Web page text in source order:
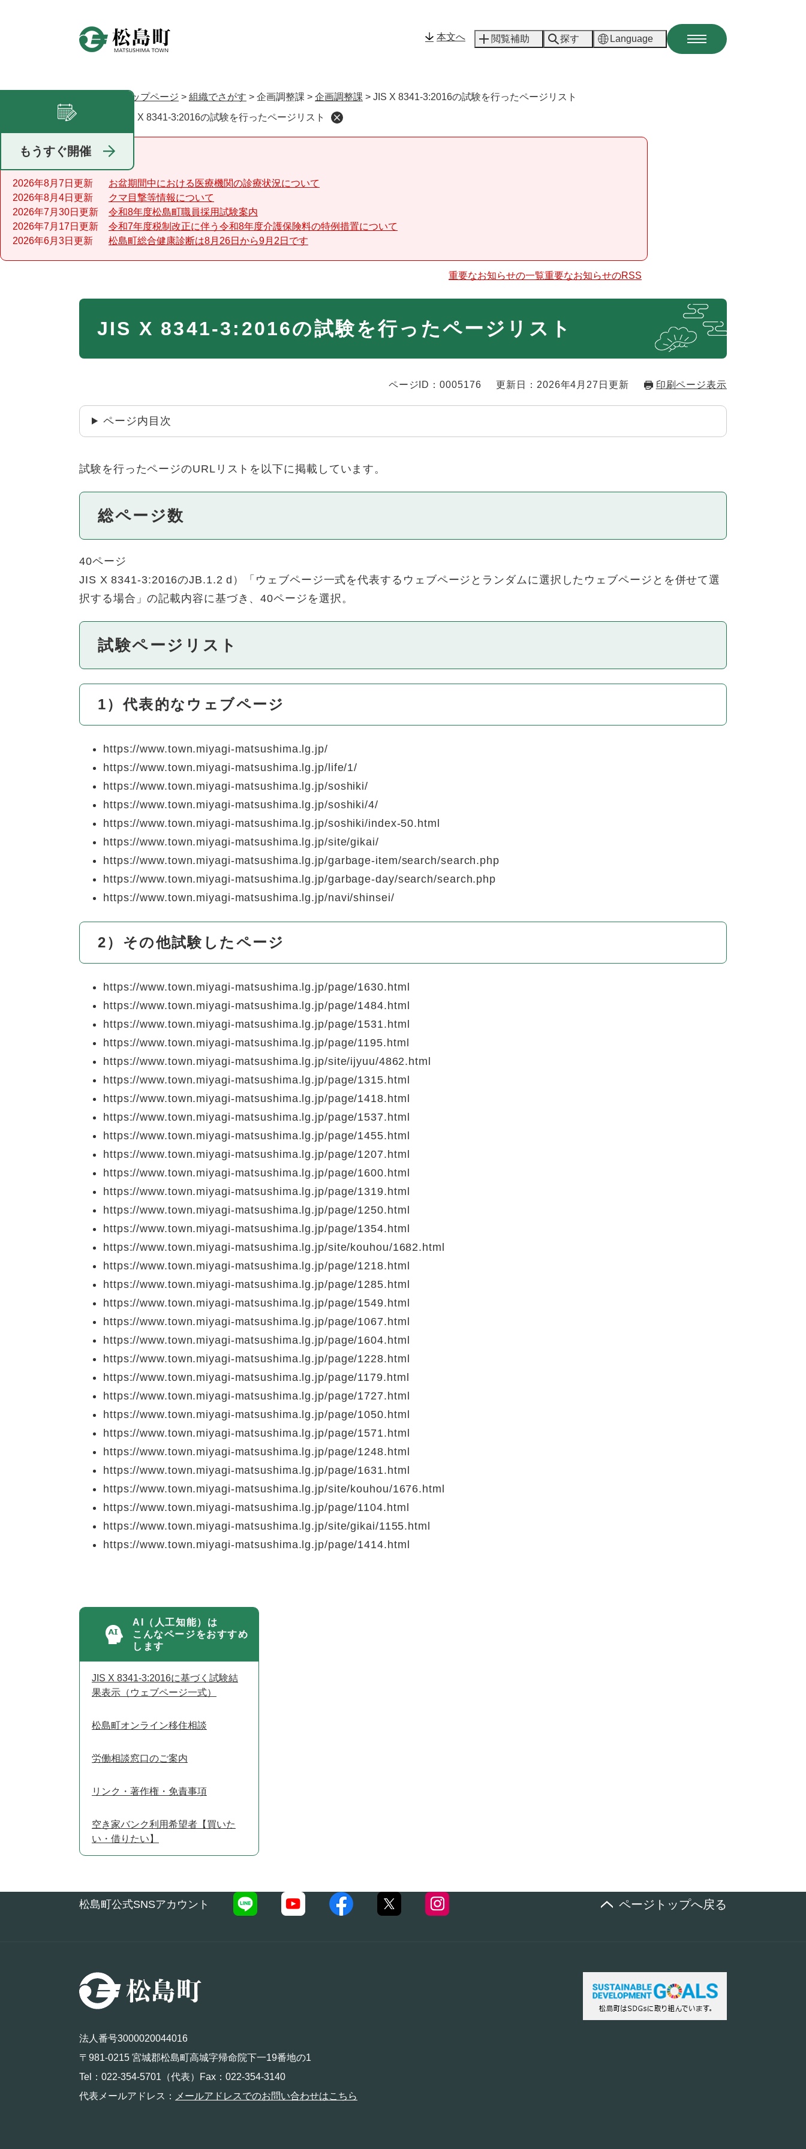
で
本文へ 閲覧補助 探す Language
トップページ > 組織でさがす > 企画調整課 > 企画調整課 > JIS X 8341-3:2016の試験を行ったページリスト
JIS X 8341-3:2016の試験を行ったページリスト
重要なお知らせ
2026年8月7日更新
お盆期間中における医療機関の診療状況について
2026年8月4日更新
クマ目撃等情報について
2026年7月30日更新
令和8年度松島町職員採用試験案内
2026年7月17日更新
令和7年度税制改正に伴う令和8年度介護保険料の特例措置について
2026年6月3日更新
松島町総合健康診断は8月26日から9月2日です
重要なお知らせの一覧重要なお知らせのRSS
JIS X 8341-3:2016の試験を行ったページリスト
ページID：0005176 更新日：2026年4月27日更新 印刷ページ表示
ページ内目次
試験を行ったページのURLリストを以下に掲載しています。
総ページ数
40ページ
JIS X 8341-3:2016のJB.1.2 d）「ウェブページ一式を代表するウェブページとランダムに選択したウェブページとを併せて選
択する場合」の記載内容に基づき、40ページを選択。
試験ページリスト
1）代表的なウェブページ
https://www.town.miyagi-matsushima.lg.jp/
https://www.town.miyagi-matsushima.lg.jp/life/1/
https://www.town.miyagi-matsushima.lg.jp/soshiki/
https://www.town.miyagi-matsushima.lg.jp/soshiki/4/
https://www.town.miyagi-matsushima.lg.jp/soshiki/index-50.html
https://www.town.miyagi-matsushima.lg.jp/site/gikai/
https://www.town.miyagi-matsushima.lg.jp/garbage-item/search/search.php
https://www.town.miyagi-matsushima.lg.jp/garbage-day/search/search.php
https://www.town.miyagi-matsushima.lg.jp/navi/shinsei/
2）その他試験したページ
https://www.town.miyagi-matsushima.lg.jp/page/1630.html
https://www.town.miyagi-matsushima.lg.jp/page/1484.html
https://www.town.miyagi-matsushima.lg.jp/page/1531.html
https://www.town.miyagi-matsushima.lg.jp/page/1195.html
https://www.town.miyagi-matsushima.lg.jp/site/ijyuu/4862.html
https://www.town.miyagi-matsushima.lg.jp/page/1315.html
https://www.town.miyagi-matsushima.lg.jp/page/1418.html
https://www.town.miyagi-matsushima.lg.jp/page/1537.html
https://www.town.miyagi-matsushima.lg.jp/page/1455.html
https://www.town.miyagi-matsushima.lg.jp/page/1207.html
https://www.town.miyagi-matsushima.lg.jp/page/1600.html
https://www.town.miyagi-matsushima.lg.jp/page/1319.html
https://www.town.miyagi-matsushima.lg.jp/page/1250.html
https://www.town.miyagi-matsushima.lg.jp/page/1354.html
https://www.town.miyagi-matsushima.lg.jp/site/kouhou/1682.html
https://www.town.miyagi-matsushima.lg.jp/page/1218.html
https://www.town.miyagi-matsushima.lg.jp/page/1285.html
https://www.town.miyagi-matsushima.lg.jp/page/1549.html
https://www.town.miyagi-matsushima.lg.jp/page/1067.html
https://www.town.miyagi-matsushima.lg.jp/page/1604.html
https://www.town.miyagi-matsushima.lg.jp/page/1228.html
https://www.town.miyagi-matsushima.lg.jp/page/1179.html
https://www.town.miyagi-matsushima.lg.jp/page/1727.html
https://www.town.miyagi-matsushima.lg.jp/page/1050.html
https://www.town.miyagi-matsushima.lg.jp/page/1571.html
https://www.town.miyagi-matsushima.lg.jp/page/1248.html
https://www.town.miyagi-matsushima.lg.jp/page/1631.html
https://www.town.miyagi-matsushima.lg.jp/site/kouhou/1676.html
https://www.town.miyagi-matsushima.lg.jp/page/1104.html
https://www.town.miyagi-matsushima.lg.jp/site/gikai/1155.html
https://www.town.miyagi-matsushima.lg.jp/page/1414.html
もうすぐ開催
AI（人工知能）は
こんなページをおすすめ
します
JIS X 8341-3:2016に基づく試験結
果表示（ウェブページ一式）
松島町オンライン移住相談
労働相談窓口のご案内
リンク・著作権・免責事項
空き家バンク利用希望者【買いた
い・借りたい】
松島町公式SNSアカウント ページトップへ戻る
法人番号3000020044016
〒981-0215 宮城郡松島町高城字帰命院下一19番地の1
Tel：022-354-5701（代表）Fax：022-354-3140
代表メールアドレス：
メールアドレスでのお問い合わせはこちら